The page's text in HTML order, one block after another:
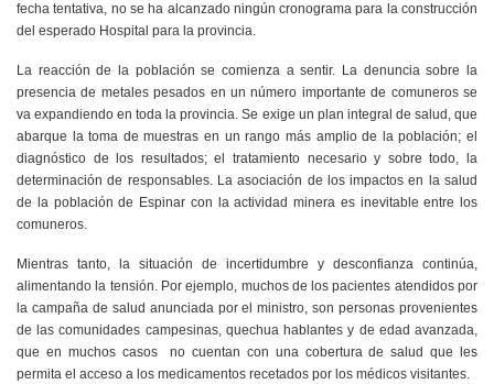
fecha tentativa, no se ha alcanzado ningún cronograma para la construcción
del esperado Hospital para la provincia.
La reacción de la población se comienza a sentir. La denuncia sobre la
presencia de metales pesados en un número importante de comuneros se
va expandiendo en toda la provincia. Se exige un plan integral de salud, que
abarque la toma de muestras en un rango más amplio de la población; el
diagnóstico de los resultados; el tratamiento necesario y sobre todo, la
determinación de responsables. La asociación de los impactos en la salud
de la población de Espinar con la actividad minera es inevitable entre los
comuneros.
Mientras tanto, la situación de incertidumbre y desconfianza continúa,
alimentando la tensión. Por ejemplo, muchos de los pacientes atendidos por
la campaña de salud anunciada por el ministro, son personas provenientes
de las comunidades campesinas, quechua hablantes y de edad avanzada,
que en muchos casos no cuentan con una cobertura de salud que les
permita el acceso a los medicamentos recetados por los médicos visitantes.